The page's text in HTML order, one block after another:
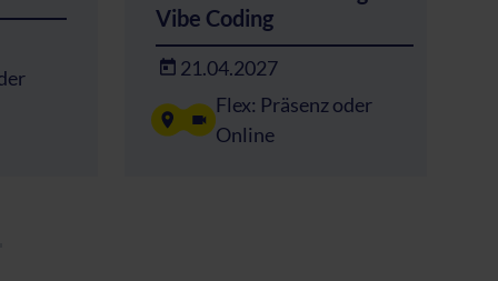
Vibe Coding
21.04.2027
Flex: Präsenz oder
Online